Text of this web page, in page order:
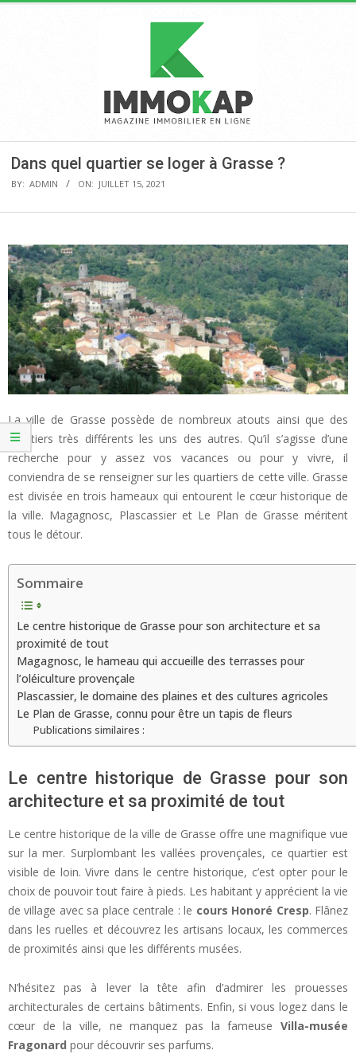
IMMOKAP
Navigation
Menu
Dans quel quartier se loger à Grasse ?
BY: ADMIN ON: JUILLET 15, 2021
La ville de Grasse possède de nombreux atouts ainsi que des
quartiers très différents les uns des autres. Qu’il s’agisse d’une
recherche pour y assez vos vacances ou pour y vivre, il
conviendra de se renseigner sur les quartiers de cette ville. Grasse
est divisée en trois hameaux qui entourent le cœur historique de
la ville. Magagnosc, Plascassier et Le Plan de Grasse méritent
tous le détour.
Sommaire
Le centre historique de Grasse pour son architecture et sa
proximité de tout
Magagnosc, le hameau qui accueille des terrasses pour
l’oléiculture provençale
Plascassier, le domaine des plaines et des cultures agricoles
Le Plan de Grasse, connu pour être un tapis de fleurs
Publications similaires :
Le centre historique de Grasse pour son
architecture et sa proximité de tout
Le centre historique de la ville de Grasse offre une magnifique vue
sur la mer. Surplombant les vallées provençales, ce quartier est
visible de loin. Vivre dans le centre historique, c’est opter pour le
choix de pouvoir tout faire à pieds. Les habitant y apprécient la vie
de village avec sa place centrale : le cours Honoré Cresp. Flânez
dans les ruelles et découvrez les artisans locaux, les commerces
de proximités ainsi que les différents musées.
N’hésitez pas à lever la tête afin d’admirer les prouesses
architecturales de certains bâtiments. Enfin, si vous logez dans le
cœur de la ville, ne manquez pas la fameuse Villa-musée
Fragonard pour découvrir ses parfums.